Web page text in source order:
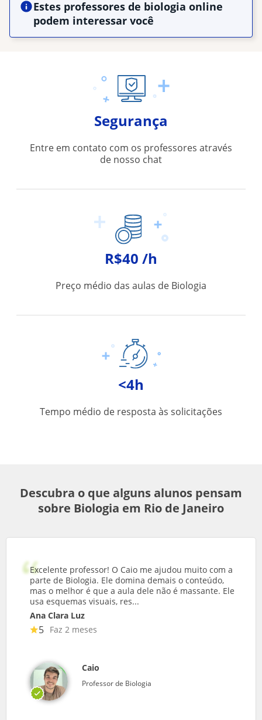
Estes professores de biologia online
podem interessar você
Segurança
Entre em contato com os professores através
de nosso chat
R$40 /h
Preço médio das aulas de Biologia
<4h
Tempo médio de resposta às solicitações
Descubra o que alguns alunos pensam
sobre Biologia em Rio de Janeiro
Excelente professor! O Caio me ajudou muito com a
parte de Biologia. Ele domina demais o conteúdo,
mas o melhor é que a aula dele não é massante. Ele
usa esquemas visuais, res...
Ana Clara Luz
5 Faz 2 meses
Caio
Professor de Biologia